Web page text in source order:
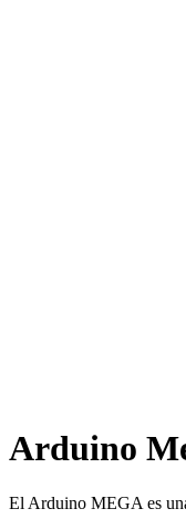
Arduino
El Arduino MEGA es